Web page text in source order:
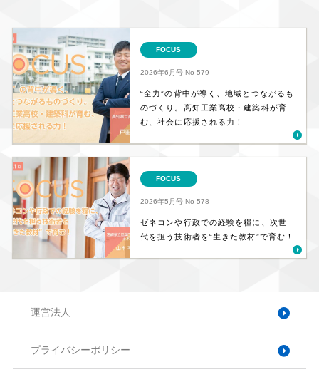
FOCUS
2026年6月号No 579
“全力”の背中が導く、地域とつながるも
のづくり。高知工業高校・建築科が育
む、社会に応援される力！
FOCUS
2026年5月号No 578
ゼネコンや行政での経験を糧に、次世
代を担う技術者を“生きた教材”で育む！
運営法人
プライバシーポリシー